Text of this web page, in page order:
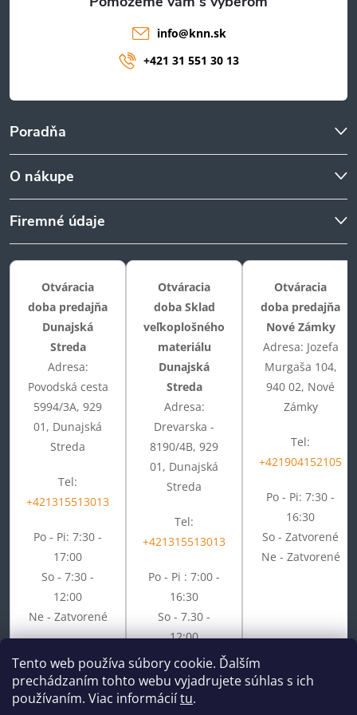
Tento web používa súbory cookie. Ďalším
prechádzaním tohto webu vyjadrujete súhlas s ich
používaním. Viac informáciítu.
Poradňa
O nákupe
Firemné údaje
info@knn.sk
+421 31 551 30 13
Otváracia
doba predajňa
Dunajská
Streda
Adresa:
Povodská cesta
5994/3A, 929
01, Dunajská
Streda
Tel:
+421315513013
Po - Pi: 7:30 -
17:00
So - 7:30 -
12:00
Ne - Zatvorené
Otváracia
doba Sklad
veľkoplošného
materiálu
Dunajská
Streda
Adresa:
Drevarska -
8190/4B, 929
01, Dunajská
Streda
Tel:
+421315513013
Po - Pi : 7:00 -
16:30
So - 7.30 -
12:00
Ne - Zatvorené
Otváracia
doba predajňa
Nové Zámky
Adresa: Jozefa
Murgaša 104,
940 02, Nové
Zámky
Tel:
+421904152105
Po - Pi: 7:30 -
16:30
So - Zatvorené
Ne - Zatvorené